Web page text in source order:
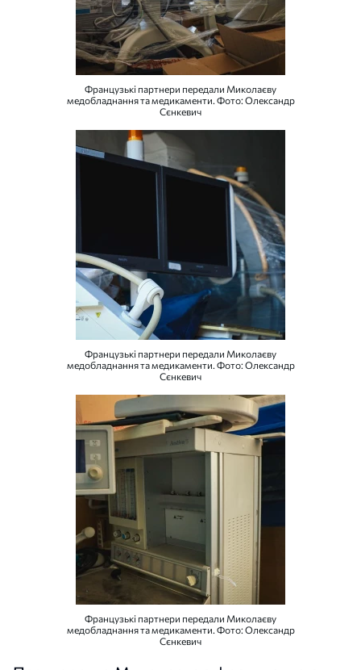
Французькі партнери передали Миколаєву
медобладнання та медикаменти. Фото: Олександр
Сєнкевич
Французькі партнери передали Миколаєву
медобладнання та медикаменти. Фото: Олександр
Сєнкевич
Французькі партнери передали Миколаєву
медобладнання та медикаменти. Фото: Олександр
Сєнкевич